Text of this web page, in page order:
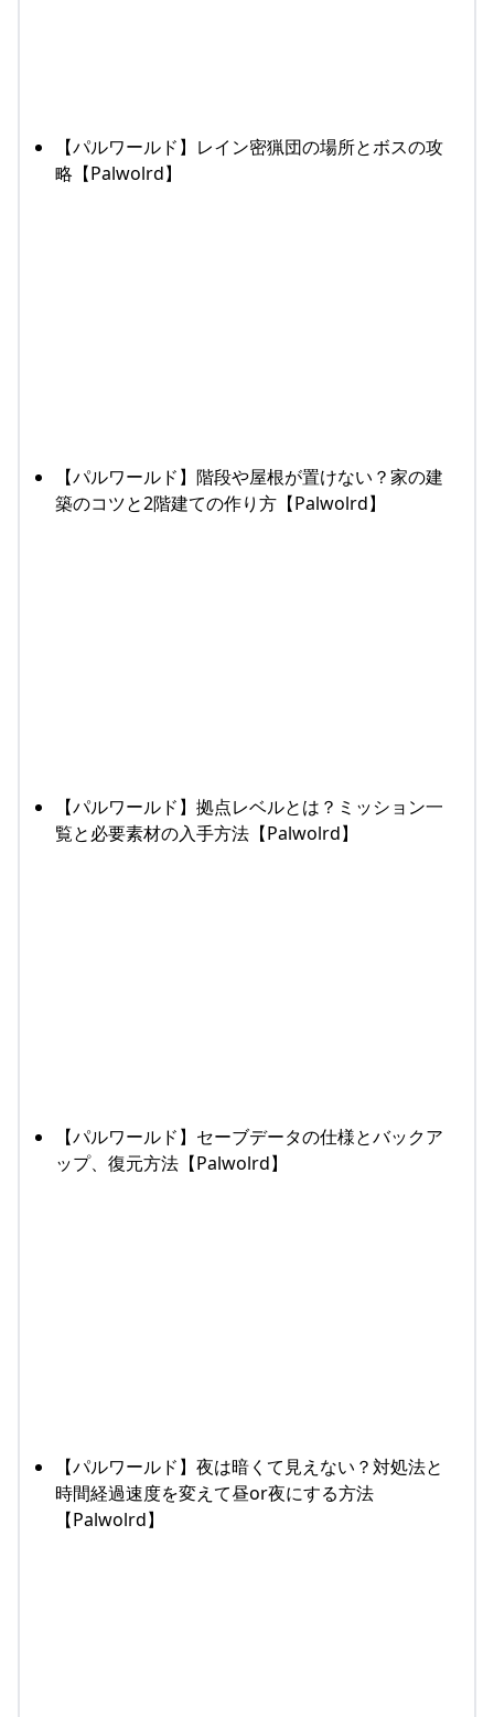
【パルワールド】レイン密猟団の場所とボスの攻
略【Palwolrd】
【パルワールド】階段や屋根が置けない？家の建
築のコツと2階建ての作り方【Palwolrd】
【パルワールド】拠点レベルとは？ミッション一
覧と必要素材の入手方法【Palwolrd】
【パルワールド】セーブデータの仕様とバックア
ップ、復元方法【Palwolrd】
【パルワールド】夜は暗くて見えない？対処法と
時間経過速度を変えて昼or夜にする方法
【Palwolrd】